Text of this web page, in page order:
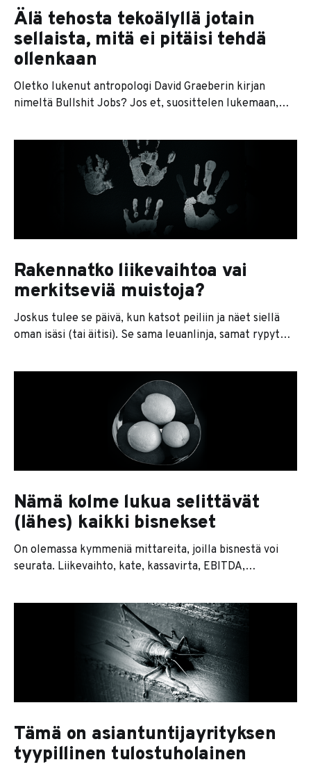
Älä tehosta tekoälyllä jotain
sellaista, mitä ei pitäisi tehdä
ollenkaan
Oletko lukenut antropologi David Graeberin kirjan
nimeltä Bullshit Jobs? Jos et, suosittelen lukemaan,
Kirjan keskeisin teema on se, että moderni työelämä
sisältää paljon turhia työtehtäviä, joilla ei ole mitään
vaikutusta yhtään mihinkään. Tällaista työtä ovat
esimerkiksi tarpeettomien raporttien kirjoittaminen,
palavereissa istuminen ja
Rakennatko liikevaihtoa vai
merkitseviä muistoja?
Joskus tulee se päivä, kun katsot peiliin ja näet siellä
oman isäsi (tai äitisi). Se sama leuanlinja, samat rypyt
Argh. Ei sille tietenkään mitään voi. Geenit ovat
geenejä, ja vuodet tekevät tehtävänsä. Sitä luulee
olevansa ikuisesti se nuori versio itsestään, kunnes
Nämä kolme lukua selittävät
(lähes) kaikki bisnekset
On olemassa kymmeniä mittareita, joilla bisnestä voi
seurata. Liikevaihto, kate, kassavirta, EBITDA,
konsultit rakastavat ja yrittäjät kammoksuvat. Mutta
totuus on oikeasti aika paljon yksinkertaisempi. Lähes
jokainen bisnes selittyy nimittäin vain kolmella luvulla.
Kaikki muu on niiden seurausta tai kohinaa niiden
ympärillä. Ensimmäinen on uuden
Tämä on asiantuntijayrityksen
tyypillinen tulostuholainen